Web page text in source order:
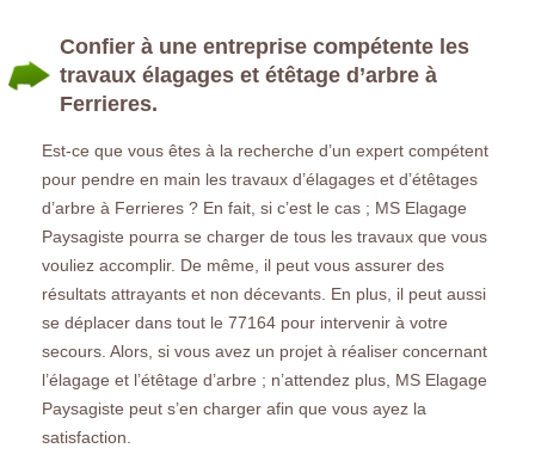
Confier à une entreprise compétente les
travaux élagages et étêtage d’arbre à
Ferrieres.
Est-ce que vous êtes à la recherche d’un expert compétent
pour pendre en main les travaux d’élagages et d’étêtages
d’arbre à Ferrieres ? En fait, si c’est le cas ; MS Elagage
Paysagiste pourra se charger de tous les travaux que vous
vouliez accomplir. De même, il peut vous assurer des
résultats attrayants et non décevants. En plus, il peut aussi
se déplacer dans tout le 77164 pour intervenir à votre
secours. Alors, si vous avez un projet à réaliser concernant
l’élagage et l’étêtage d’arbre ; n’attendez plus, MS Elagage
Paysagiste peut s’en charger afin que vous ayez la
satisfaction.